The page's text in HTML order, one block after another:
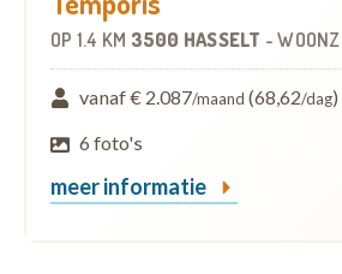
OP 1.4 KM 3500 HASSELT -
vanaf € 2.087/maand (68,62/dag)
6 foto's
meer informatie